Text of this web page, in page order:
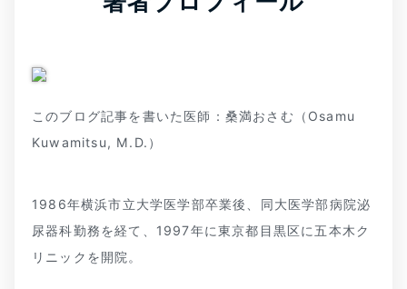
このブログ記事を書いた医師：桑満おさむ（Osamu
Kuwamitsu, M.D.）
1986年横浜市立大学医学部卒業後、同大医学部病院泌
尿器科勤務を経て、1997年に東京都目黒区に五本木ク
リニックを開院。